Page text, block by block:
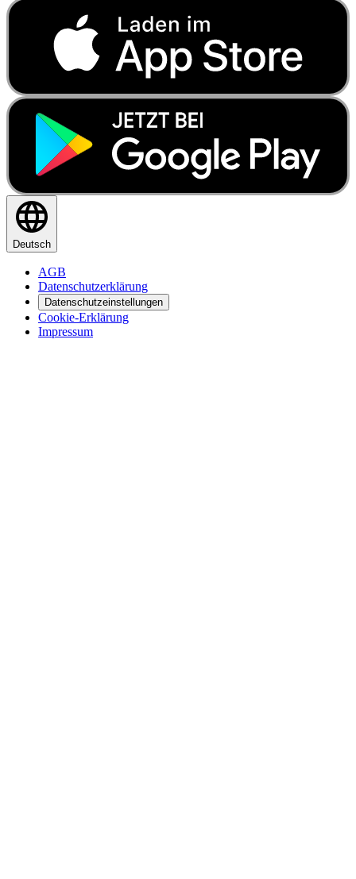
Deutsch
AGB
Datenschutzerklärung
Datenschutzeinstellungen
Cookie-Erklärung
Impressum